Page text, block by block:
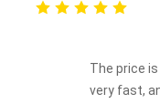
The price
very fast,